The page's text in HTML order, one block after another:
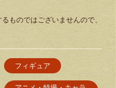
ものではございませんので、
フィギュア